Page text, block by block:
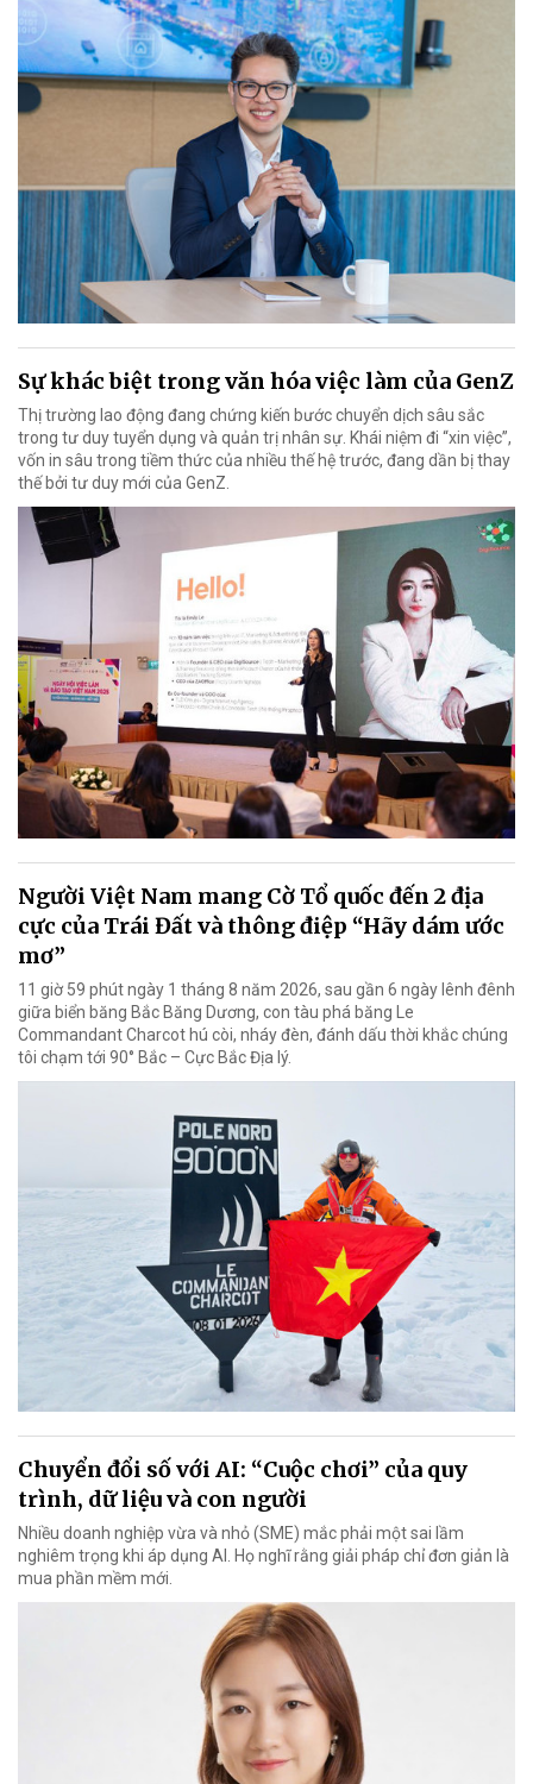
Sự khác biệt trong văn hóa việc làm của GenZ
Thị trường lao động đang chứng kiến bước chuyển dịch sâu sắc
trong tư duy tuyển dụng và quản trị nhân sự. Khái niệm đi “xin việc”,
vốn in sâu trong tiềm thức của nhiều thế hệ trước, đang dần bị thay
thế bởi tư duy mới của GenZ.
Người Việt Nam mang Cờ Tổ quốc đến 2 địa
cực của Trái Đất và thông điệp “Hãy dám ước
mơ”
11 giờ 59 phút ngày 1 tháng 8 năm 2026, sau gần 6 ngày lênh đênh
giữa biển băng Bắc Băng Dương, con tàu phá băng Le
Commandant Charcot hú còi, nháy đèn, đánh dấu thời khắc chúng
tôi chạm tới 90° Bắc – Cực Bắc Địa lý.
Chuyển đổi số với AI: “Cuộc chơi” của quy
trình, dữ liệu và con người
Nhiều doanh nghiệp vừa và nhỏ (SME) mắc phải một sai lầm
nghiêm trọng khi áp dụng AI. Họ nghĩ rằng giải pháp chỉ đơn giản là
mua phần mềm mới.